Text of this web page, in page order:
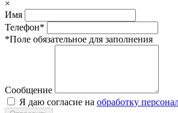
×
Имя
Телефон*
*Поле обязательное для заполнения
Сообщение
Я даю согласие на обработку